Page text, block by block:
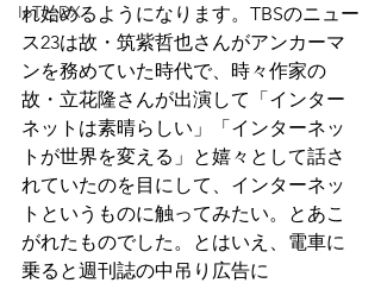
IoTとDX
れ始めるようになります。TBSのニュー
ス23は故・筑紫哲也さんがアンカーマ
ンを務めていた時代で、時々作家の
故・立花隆さんが出演して「インター
ネットは素晴らしい」「インターネッ
トが世界を変える」と嬉々として話さ
れていたのを目にして、インターネッ
トというものに触ってみたい。とあこ
がれたものでした。とはいえ、電車に
乗ると週刊誌の中吊り広告に